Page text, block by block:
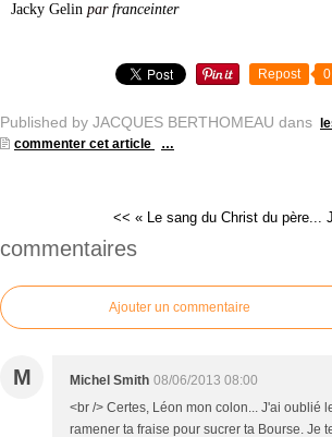
Jacky Gelin par franceinter
Repost 0
Published by JACQUES BERTHOMEAU dans
commenter cet article
…
<< « Le sang du Christ du père...
commentaires
Ajouter un commentaire
M Michel Smith 08/06/2013 08:00
<br /> Certes, Léon mon colon... J'ai oublié
ramener ta fraise pour sucrer ta Bourse. Je